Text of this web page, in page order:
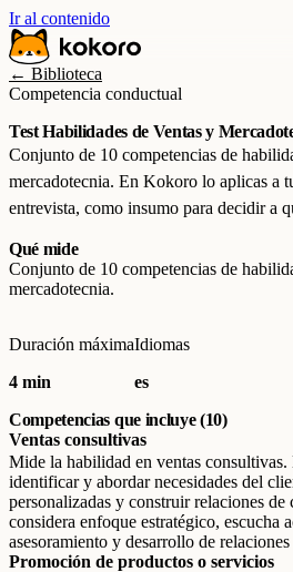
Ir al contenido
← Biblioteca
Competencia conductual
Test Habilidades de Ventas y
Conjunto de 10 competencias de
mercadotecnia. En Kokoro lo aplicas a
entrevista, como insumo para decidir a
Qué mide
Conjunto de 10 competencias de
mercadotecnia.
Duración máxima
4 min
Idiomas
es
Competencias que incluye (10)
Ventas consultivas
Mide la habilidad en ventas consultivas.
identificar y abordar necesidades del
personalizadas y construir relaciones de
considera enfoque estratégico, escucha
asesoramiento y desarrollo de
Promoción de productos o servicios